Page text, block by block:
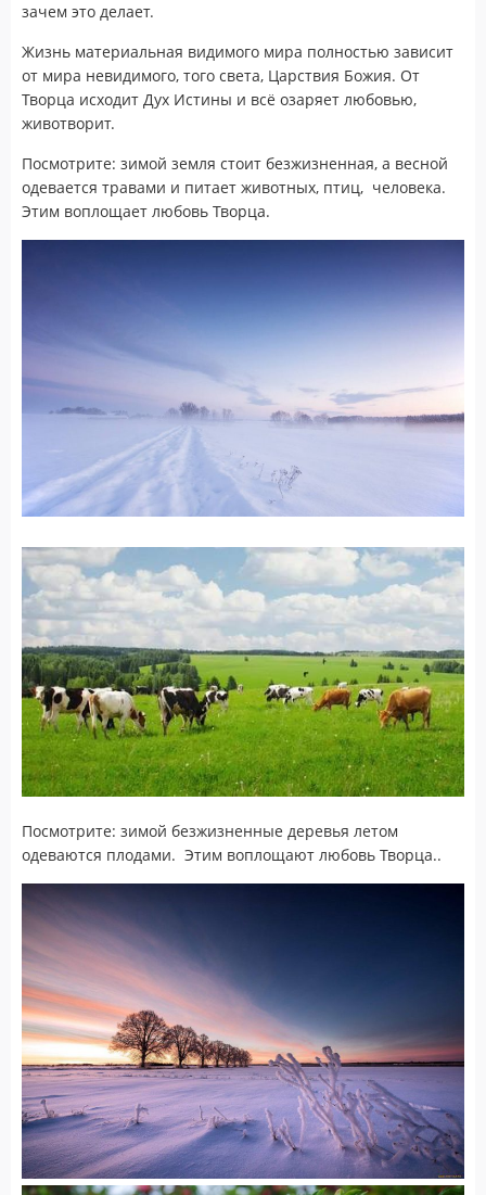
зачем это делает.
Жизнь материальная видимого мира полностью зависит
от мира невидимого, того света, Царствия Божия. От
Творца исходит Дух Истины и всё озаряет любовью,
животворит.
Посмотрите: зимой земля стоит безжизненная, а весной
одевается травами и питает животных, птиц, человека.
Этим воплощает любовь Творца.
Посмотрите: зимой безжизненные деревья летом
одеваются плодами. Этим воплощают любовь Творца..